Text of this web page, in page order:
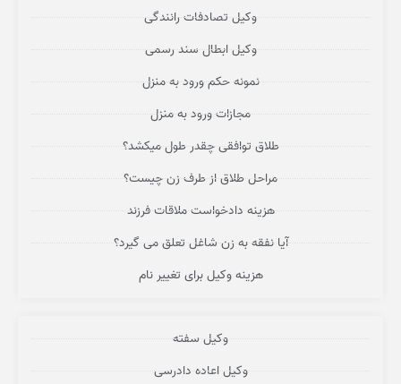
وکیل تصادفات رانندگی
وکیل ابطال سند رسمی
نمونه حکم ورود به منزل
مجازات ورود به منزل
طلاق توافقی چقدر طول میکشد؟
مراحل طلاق از طرف زن چیست؟
هزینه دادخواست ملاقات فرزند
آیا نفقه به زن شاغل تعلق می گیرد؟
هزینه وکیل برای تغییر نام
وکیل سفته
وکیل اعاده دادرسی